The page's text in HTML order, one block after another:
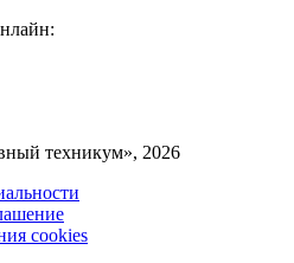
техникум», 2026
cookies